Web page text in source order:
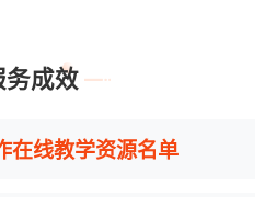
务成效
在线教学资源名单